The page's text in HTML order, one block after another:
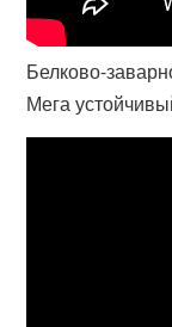
Белково-
Мега